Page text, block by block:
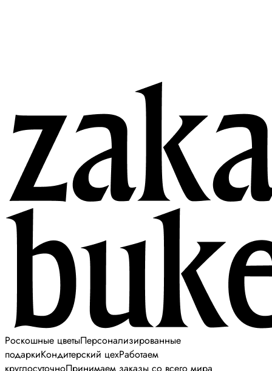
Роскошные цветыПерсонализированные
подаркиКондитерский цехРаботаем